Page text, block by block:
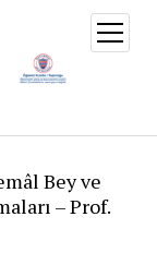
aç
Bey ve
– Prof.